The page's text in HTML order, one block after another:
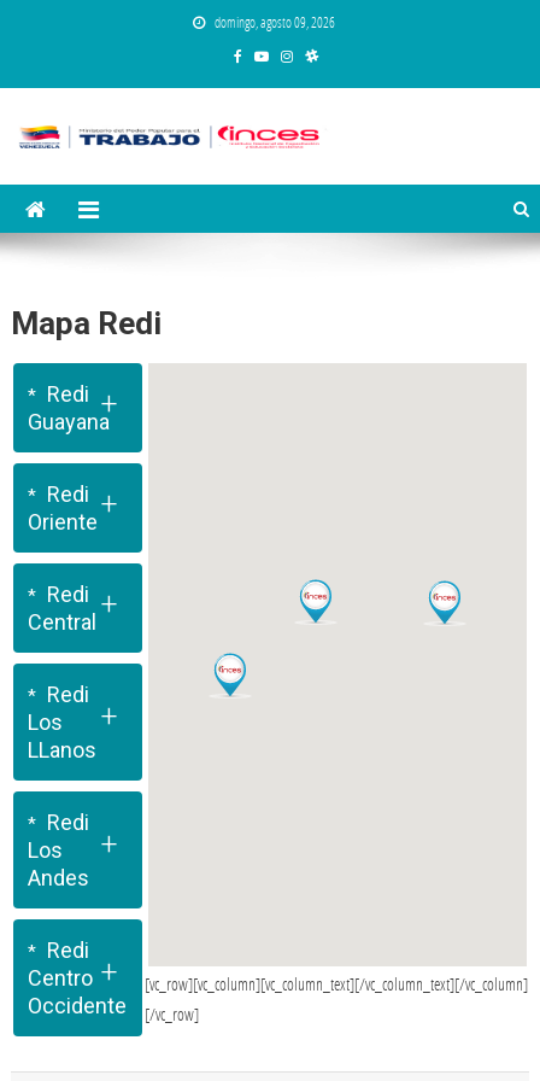
domingo, agosto 09, 2026
Instituto Nacional de Capacitación y
Educación Socialista
Mapa Redi
Redi
Guayana
+
Redi
Oriente
+
Redi
Central
+
Redi
Los
LLanos
+
Redi
Los
Andes
+
Redi
Centro
Occidente
+
[vc_row][vc_column][vc_column_text][/vc_column_text][/vc_column]
[/vc_row]